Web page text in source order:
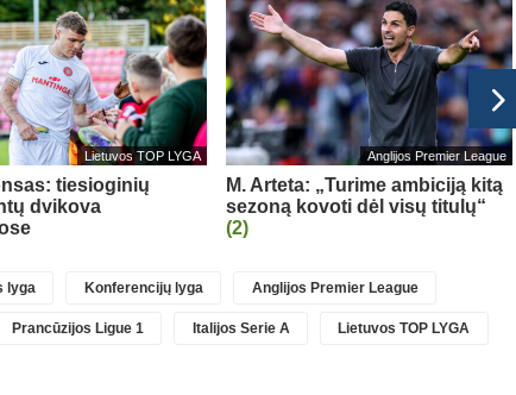
Lietuvos TOP LYGA
tiesioginių
dvikova
Anglijos Premier League
M. Arteta: „Turime ambiciją kitą
sezoną kovoti dėl visų titulų“
(2)
lyga Konferencijų lyga Anglijos Premier League
Prancūzijos Ligue 1 Italijos Serie A Lietuvos TOP LYGA